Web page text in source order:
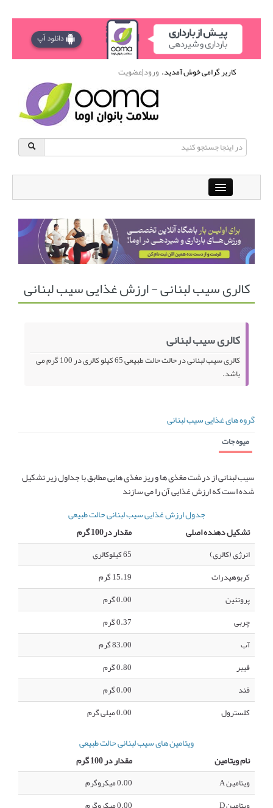
کاربر گرامی خوش آمدید.ورود|عضویت
باشگاه آنلاین ورزشی اوما
دانشنامه سلامت بانوان پرسش و پاسخ
انجمن متخصصین زنان و اوما انتخاب نام کودک
تماس با ما
کالری سیب لبنانی - ارزش غذایی سیب لبنانی
کالری سیب لبنانی
کالری سیب لبنانی در حالت حالت طبیعی 65 کیلو کالری در 100 گرم می
باشد.
گروه های غذایی سیب لبنانی
میوه جات
سیب لبنانی از درشت مغذی ها و ریز مغذی هایی مطابق با جداول زیر تشکیل
شده است که ارزش غذایی آن را می سازند
جدول ارزش غذایی سیب لبنانی حالت طبیعی
تشکیل دهنده اصلی
مقدار در100 گرم
انرژی (کالری)
65 کیلوکالری
کربوهیدرات
15.19 گرم
پروتئین
0.00 گرم
چربی
0.37 گرم
آب
83.00 گرم
فیبر
0.80 گرم
قند
0.00 گرم
کلسترول
0.00 میلی گرم
ویتامین های سیب لبنانی حالت طبیعی
نام ویتامین
مقدار در 100 گرم
ویتامین A
0.00 میکروگرم